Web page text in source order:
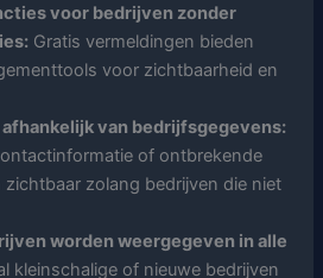
voor bedrijven zonder
Gratis vermeldingen bieden
voor zichtbaarheid en
van bedrijfsgegevens:
of ontbrekende
zichtbaar zolang bedrijven die niet
worden weergegeven in alle
kleinschalige of nieuwe bedrijven